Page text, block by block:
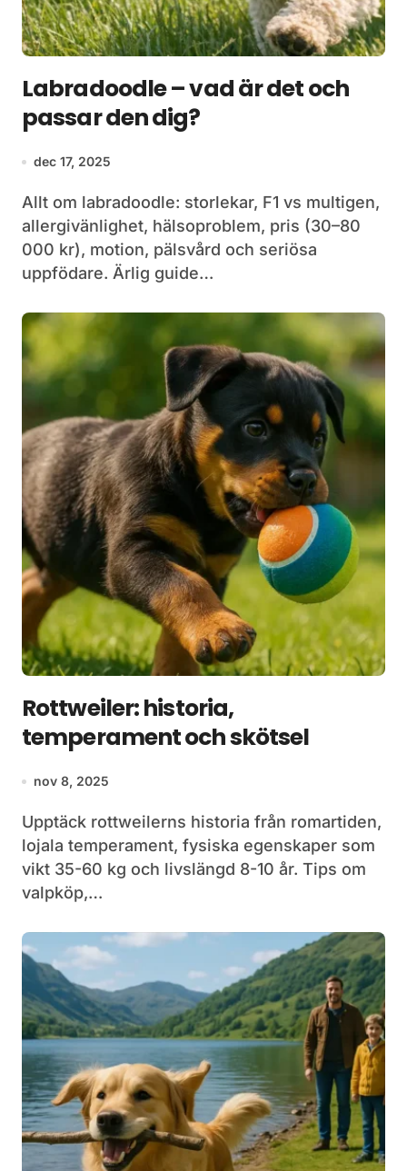
Labradoodle – vad är det och
passar den dig?
dec 17, 2025
Allt om labradoodle: storlekar, F1 vs multigen,
allergivänlighet, hälsoproblem, pris (30–80
000 kr), motion, pälsvård och seriösa
uppfödare. Ärlig guide…
Rottweiler: historia,
temperament och skötsel
nov 8, 2025
Upptäck rottweilerns historia från romartiden,
lojala temperament, fysiska egenskaper som
vikt 35-60 kg och livslängd 8-10 år. Tips om
valpköp,…